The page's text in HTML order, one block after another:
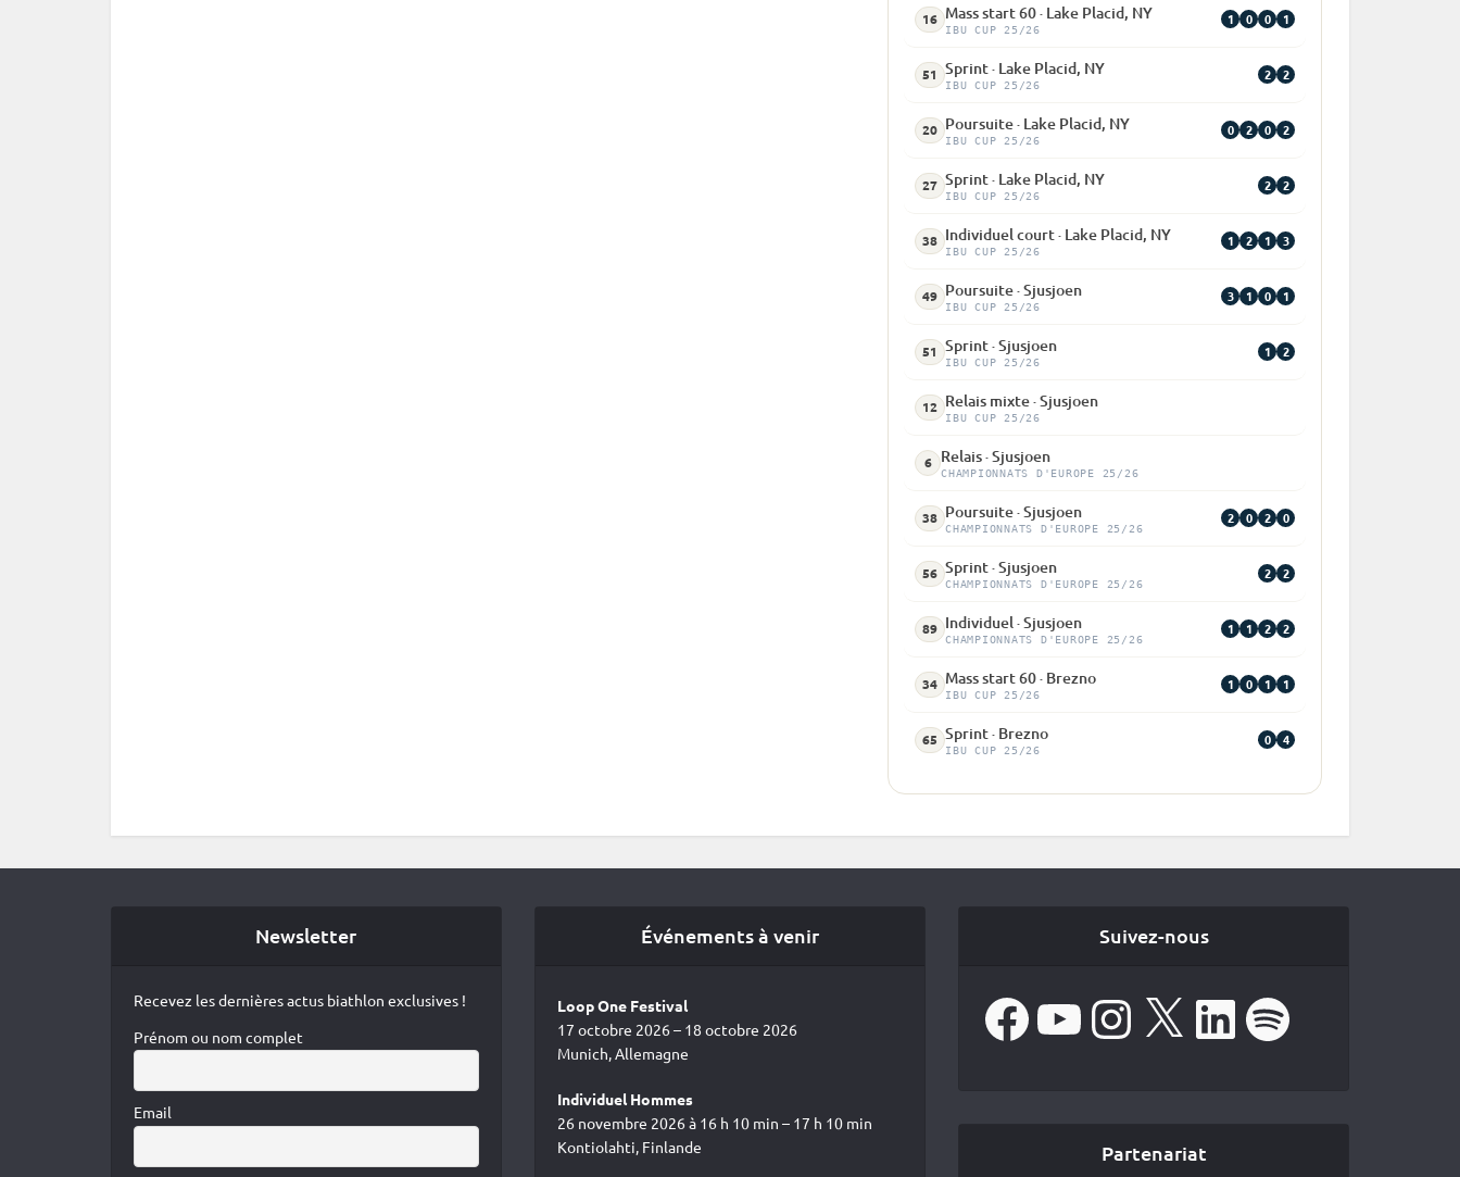
16 Mass start 60 · Lake Placid, NY
IBU CUP 25/26
1 0 0 1
51 Sprint · Lake Placid, NY
IBU CUP 25/26
2 2
20 Poursuite · Lake Placid, NY
IBU CUP 25/26
0 2 0 2
27 Sprint · Lake Placid, NY
IBU CUP 25/26
2 2
38 Individuel court · Lake Placid, NY
IBU CUP 25/26
1 2 1 3
49 Poursuite · Sjusjoen
IBU CUP 25/26
3 1 0 1
51 Sprint · Sjusjoen
IBU CUP 25/26
1 2
12 Relais mixte · Sjusjoen
IBU CUP 25/26
6 Relais · Sjusjoen
CHAMPIONNATS D'EUROPE 25/26
38 Poursuite · Sjusjoen
CHAMPIONNATS D'EUROPE 25/26
2 0 2 0
56 Sprint · Sjusjoen
CHAMPIONNATS D'EUROPE 25/26
2 2
89 Individuel · Sjusjoen
CHAMPIONNATS D'EUROPE 25/26
1 1 2 2
34 Mass start 60 · Brezno
IBU CUP 25/26
1 0 1 1
65 Sprint · Brezno
IBU CUP 25/26
0 4
Newsletter
Recevez les dernières actus biathlon exclusives !
Prénom ou nom complet
Email
Événements à venir
Loop One Festival
17 octobre 2026 – 18 octobre 2026
Munich, Allemagne
Individuel Hommes
26 novembre 2026 à 16 h 10 min – 17 h 10 min
Kontiolahti, Finlande
Suivez-nous
FacebookYouTube Instagram
X LinkedIn Spotify
Partenariat